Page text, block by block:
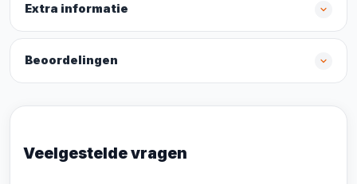
Extra informatie
Beoordelingen
Veelgestelde vragen